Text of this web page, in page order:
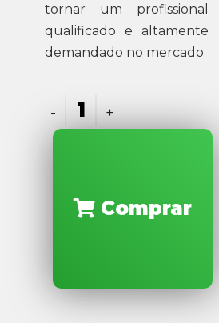
tornar um profissional
qualificado e altamente
demandado no mercado.
Comprar